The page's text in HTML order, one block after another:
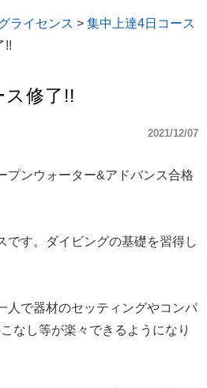
ライセンス >集中上達4日コース
!!
ス修了!!
2021/12/07
プンウォーター&アドバンス合格
です。ダイビングの基礎を習得し
人で器材のセッティングやコンパ
なし等が楽々できるようになり